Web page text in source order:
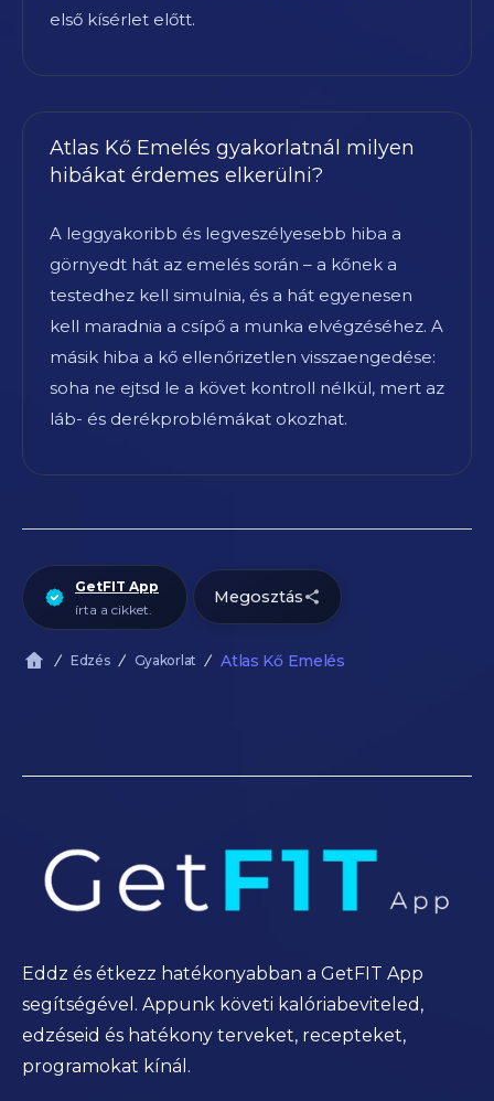
Eddz és étkezz hatékonyabban a GetFIT App
segítségével. Appunk követi kalóriabeviteled,
edzéseid és hatékony terveket, recepteket,
programokat kínál.
első kísérlet előtt.
Atlas Kő Emelés gyakorlatnál milyen
hibákat érdemes elkerülni?
A leggyakoribb és legveszélyesebb hiba a
görnyedt hát az emelés során – a kőnek a
testedhez kell simulnia, és a hát egyenesen
kell maradnia a csípő a munka elvégzéséhez. A
másik hiba a kő ellenőrizetlen visszaengedése:
soha ne ejtsd le a követ kontroll nélkül, mert az
láb- és derékproblémákat okozhat.
GetFIT App
írta a cikket.
Megosztás
Edzés Gyakorlat Atlas Kő Emelés